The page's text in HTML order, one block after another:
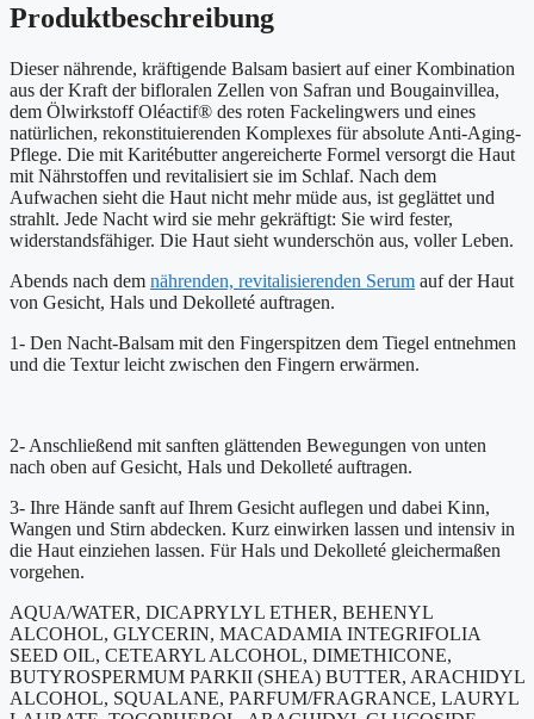
Produktbeschreibung
Dieser nährende, kräftigende Balsam basiert auf einer Kombination
aus der Kraft der bifloralen Zellen von Safran und Bougainvillea,
dem Ölwirkstoff Oléactif® des roten Fackelingwers und eines
natürlichen, rekonstituierenden Komplexes für absolute Anti-Aging-
Pflege. Die mit Karitébutter angereicherte Formel versorgt die Haut
mit Nährstoffen und revitalisiert sie im Schlaf. Nach dem
Aufwachen sieht die Haut nicht mehr müde aus, ist geglättet und
strahlt. Jede Nacht wird sie mehr gekräftigt: Sie wird fester,
widerstandsfähiger. Die Haut sieht wunderschön aus, voller Leben.
Abends nach dem nährenden, revitalisierenden Serum auf der Haut
von Gesicht, Hals und Dekolleté auftragen.
1- Den Nacht-Balsam mit den Fingerspitzen dem Tiegel entnehmen
und die Textur leicht zwischen den Fingern erwärmen.
2- Anschließend mit sanften glättenden Bewegungen von unten
nach oben auf Gesicht, Hals und Dekolleté auftragen.
3- Ihre Hände sanft auf Ihrem Gesicht auflegen und dabei Kinn,
Wangen und Stirn abdecken. Kurz einwirken lassen und intensiv in
die Haut einziehen lassen. Für Hals und Dekolleté gleichermaßen
vorgehen.
AQUA/WATER, DICAPRYLYL ETHER, BEHENYL
ALCOHOL, GLYCERIN, MACADAMIA INTEGRIFOLIA
SEED OIL, CETEARYL ALCOHOL, DIMETHICONE,
BUTYROSPERMUM PARKII (SHEA) BUTTER, ARACHIDYL
ALCOHOL, SQUALANE, PARFUM/FRAGRANCE, LAURYL